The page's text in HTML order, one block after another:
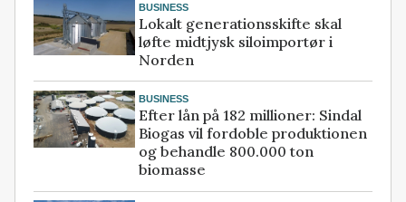
BUSINESS
Lokalt generationsskifte skal
løfte midtjysk siloimportør i
Norden
BUSINESS
Efter lån på 182 millioner: Sindal
Biogas vil fordoble produktionen
og behandle 800.000 ton
biomasse